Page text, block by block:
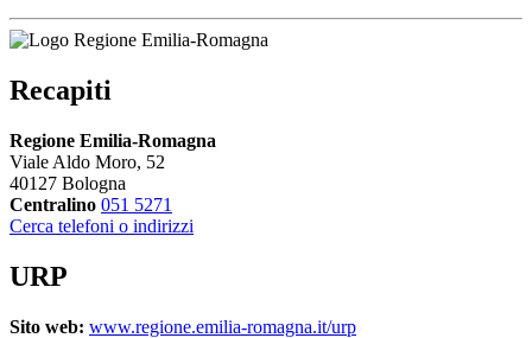
Recapiti
Regione Emilia-Romagna
Viale Aldo Moro, 52
40127 Bologna
Centralino 051 5271
Cerca telefoni o indirizzi
URP
Sito web: www.regione.emilia-romagna.it/urp